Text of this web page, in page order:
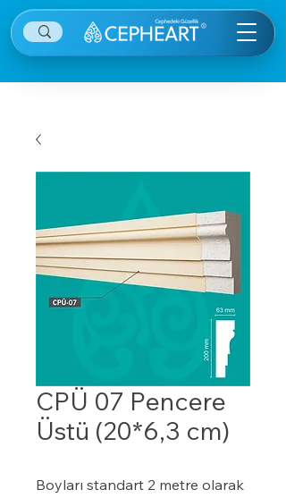
CPÜ 07 Pencere
Üstü (20*6,3 cm)
Boyları standart 2 metre olarak